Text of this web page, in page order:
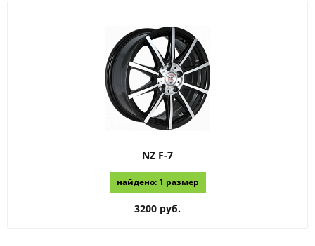
NZ F-7
найдено: 1 размер
3200 руб.